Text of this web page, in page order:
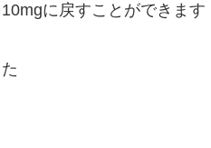
に戻すことができます